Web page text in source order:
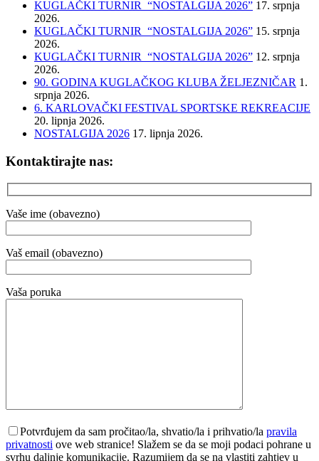
KUGLAČKI TURNIR “NOSTALGIJA 2026” 17. srpnja
2026.
KUGLAČKI TURNIR “NOSTALGIJA 2026” 15. srpnja
2026.
KUGLAČKI TURNIR “NOSTALGIJA 2026” 12. srpnja
2026.
90. GODINA KUGLAČKOG KLUBA ŽELJEZNIČAR 1.
srpnja 2026.
6. KARLOVAČKI FESTIVAL SPORTSKE REKREACIJE
20. lipnja 2026.
NOSTALGIJA 2026 17. lipnja 2026.
Kontaktirajte nas:
Vaše ime (obavezno)
Vaš email (obavezno)
Vaša poruka
Potvrđujem da sam pročitao/la, shvatio/la i prihvatio/la pravila
privatnosti ove web stranice! Slažem se da se moji podaci pohrane u
svrhu daljnje komunikacije. Razumijem da se na vlastiti zahtjev u